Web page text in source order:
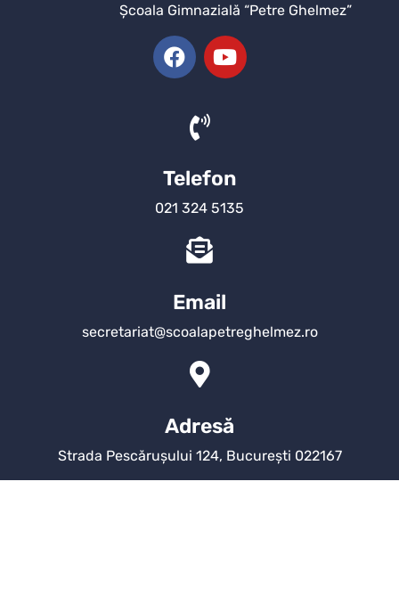
Şcoala Gimnazială “Petre Ghelmez”
Telefon
021 324 5135
Email
secretariat@scoalapetreghelmez.ro
Adresă
Strada Pescărușului 124, București 022167